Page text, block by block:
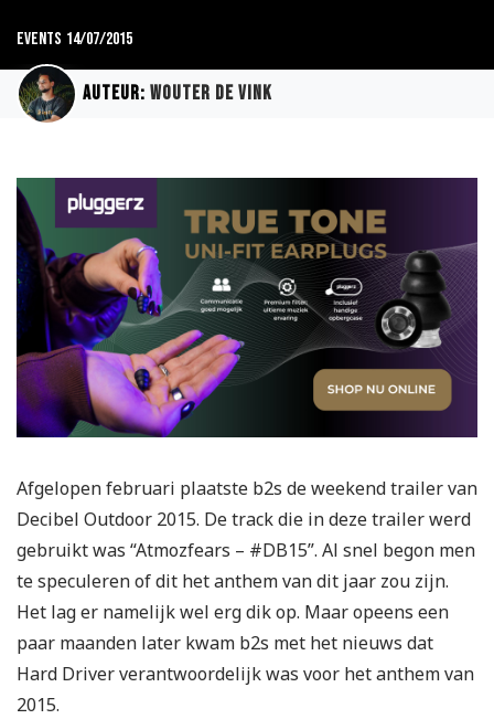
Events 14/07/2015
Auteur: Wouter de Vink
Afgelopen februari plaatste b2s de weekend trailer van
Decibel Outdoor 2015. De track die in deze trailer werd
gebruikt was “Atmozfears – #DB15”. Al snel begon men
te speculeren of dit het anthem van dit jaar zou zijn.
Het lag er namelijk wel erg dik op. Maar opeens een
paar maanden later kwam b2s met het nieuws dat
Hard Driver verantwoordelijk was voor het anthem van
2015.